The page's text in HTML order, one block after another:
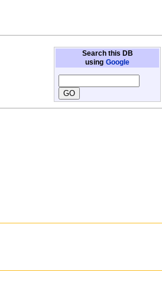
Search this DB
using Google